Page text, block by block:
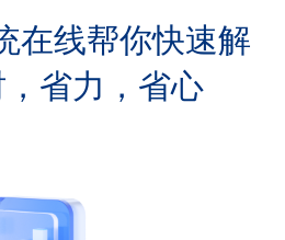
在线帮你快速解
省力，省心